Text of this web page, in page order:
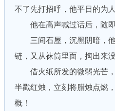
不了先打招呼，他平日的为
他在高声喊过话后，随即
三间石屋，沉黑阴暗，他
链，又从袜筒里面，掏出来
借火纸所发的微弱光芒，
半戳红烛，立刻将腊烛点燃
概！